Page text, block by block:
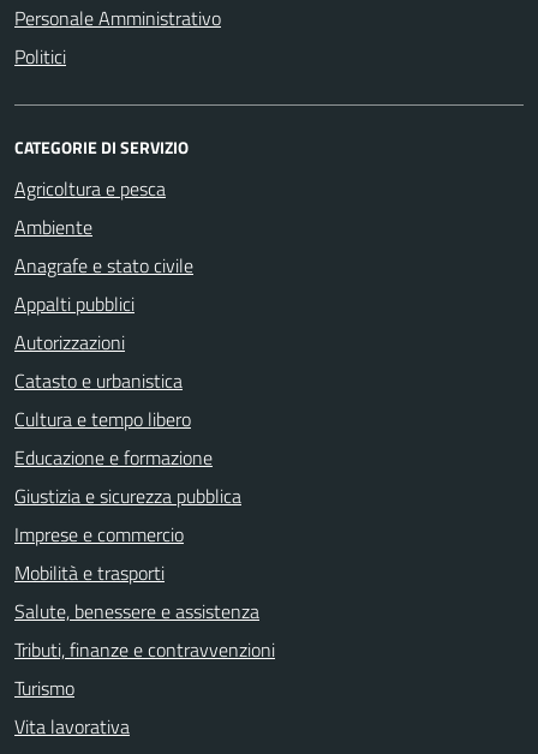
Personale Amministrativo
Politici
CATEGORIE DI SERVIZIO
Agricoltura e pesca
Ambiente
Anagrafe e stato civile
Appalti pubblici
Autorizzazioni
Catasto e urbanistica
Cultura e tempo libero
Educazione e formazione
Giustizia e sicurezza pubblica
Imprese e commercio
Mobilità e trasporti
Salute, benessere e assistenza
Tributi, finanze e contravvenzioni
Turismo
Vita lavorativa